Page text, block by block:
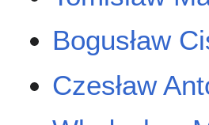
Bogusław
Czesław